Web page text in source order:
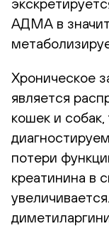
АДМА в
Хроническое
является
кошек и
потери
креатинина в